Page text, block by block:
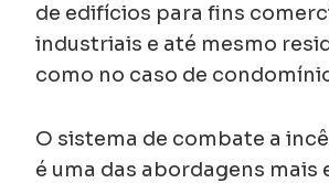
de edifícios para fins
industriais e até mesmo
como no caso de
O sistema de combate a
é uma das abordagens mais